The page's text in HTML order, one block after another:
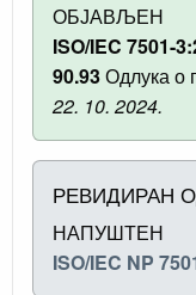
ОБЈАВЉЕН
ISO/IEC 7501-
90.93Одлука о
22. 10. 2024.
РЕВИДИРАН
НАПУШТЕН
ISO/IEC NP